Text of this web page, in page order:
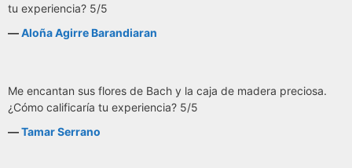
tu experiencia? 5/5
―Aloña Agirre Barandiaran
Me encantan sus flores de Bach y la caja de madera preciosa.
¿Cómo calificaría tu experiencia? 5/5
―Tamar Serrano